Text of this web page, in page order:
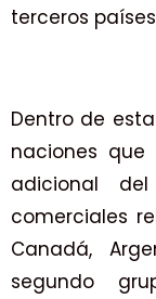
terceros
Dentro de
naciones
adicional
comerciales
Canadá,
segundo